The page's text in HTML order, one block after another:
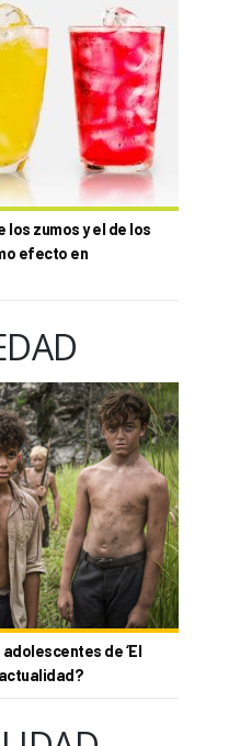
los zumos y el de los
efecto en
de ‘El